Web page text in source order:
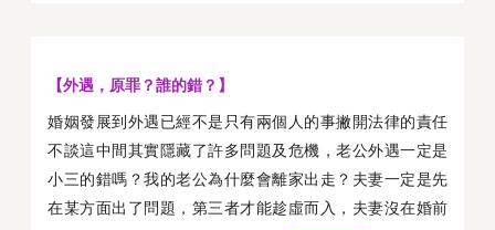
【外遇，原罪？誰的錯？】
婚姻發展到外遇已經不是只有兩個人的事撇開法律的責任
不談這中間其實隱藏了許多問題及危機，老公外遇一定是
小三的錯嗎？我的老公為什麼會離家出走？夫妻一定是先
在某方面出了問題，第三者才能趁虛而入，夫妻沒在婚前